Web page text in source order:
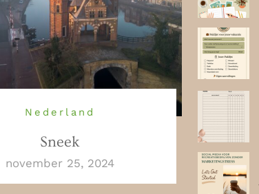
Nederland
Sneek
november 25, 2024